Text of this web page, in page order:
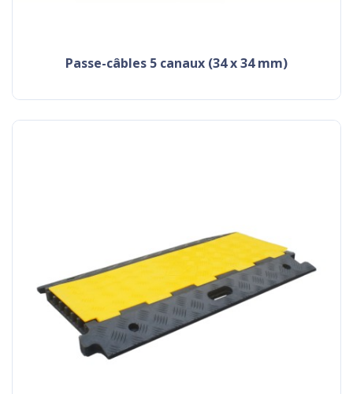
passe-câbles 5 canaux (34 x 34 mm)